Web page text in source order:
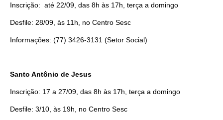
Como utilizar
Inscrição: até 22/09, das 8h às 17h, terça a domingo
Desfile: 28/09, às 11h, no Centro Sesc
Informações: (77) 3426-3131 (Setor Social)
Santo Antônio de Jesus
Inscrição: 17 a 27/09, das 8h às 17h, terça a domingo
Desfile: 3/10, às 19h, no Centro Sesc